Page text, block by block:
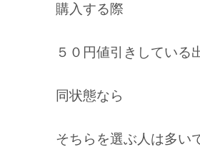
購入する際
５０円値引きしている
同状態なら
そちらを選ぶ人は多い